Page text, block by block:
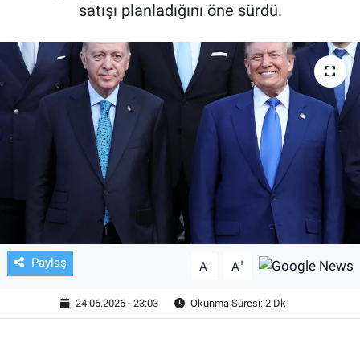
satışı planladığını öne sürdü.
Paylaş A- A+
24.06.2026 - 23:03 Okunma Süresi: 2 Dk
FUTBOL
ALT LIGLER
TV VE SİNEMA
BASKETBOL
GENEL
KÜLTÜR SANAT
ASAYİŞ